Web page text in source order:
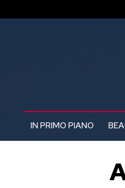
IN PRIMO PIANO